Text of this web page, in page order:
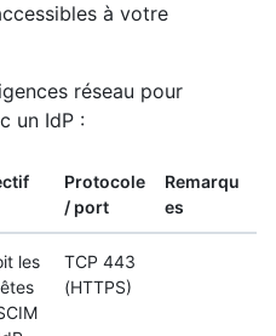
à votre
réseau pour
un IdP :
Protocole
/ port
Remarqu
es
les
TCP 443
(HTTPS)